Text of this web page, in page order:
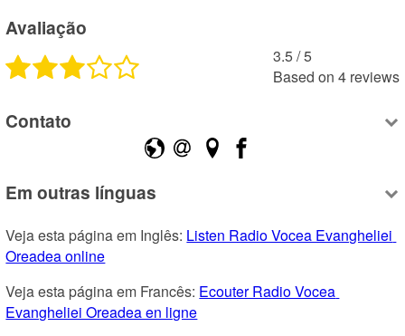
Avaliação
3.5 /5
Based on 4 reviews
Contato
Em outras línguas
Veja esta página em Inglês: Listen Radio Vocea Evangheliei
Oreadea online
Veja esta página em Francês: Ecouter Radio Vocea
Evangheliei Oreadea en ligne